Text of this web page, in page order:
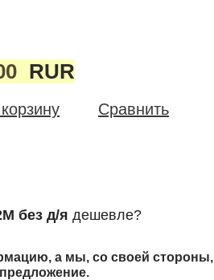
RUR
Сравнить
без д/я дешевле?
а мы, со своей стороны,